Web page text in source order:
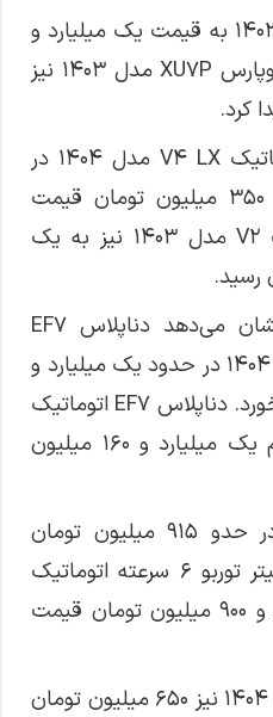
پژوپارس ELX-XU۷P مدل ۱۴۰۳ به قیمت یک میلیارد و
۸۰ میلیون تومان رسید. پژوپارس XU۷P مدل ۱۴۰۳ نیز
کرد.
بنا به این گزارش، تارا اتوماتیک V۴ LX مدل ۱۴۰۴ در
بازار خودرو یک میلیارد و ۳۵۰ میلیون تومان قیمت
خورد. قیمت تارا اتوماتیک V۲ مدل ۱۴۰۳ نیز به یک
گزارش‌ها از بازار خودرو نشان می‌دهد دناپلاس EF۷
اتوماتیک توربوآپشنال مدل ۱۴۰۴ در حدود یک میلیارد و
۳۶۰ میلیون تومان قیمت خورد. دناپلاس EF۷ اتوماتیک
توربوآپشنال مدل ۱۴۰۳ هم یک میلیارد و ۱۶۰ میلیون
اما راناپلاس مدل ۱۴۰۴ در حدو ۹۱۵ میلیون تومان
قیمت پیدا کرد. ری‌را ۱.۷ لیتر توربو ۶ سرعته اتوماتیک
مدل ۱۴۰۴ اما یک میلیارد و ۹۰۰ میلیون تومان قیمت
ساینا S دنده‌ای بنزینی مدل ۱۴۰۴ نیز ۶۵۰ میلیون تومان